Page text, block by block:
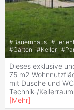
#Bauernhaus #
#Garten #Keller #
Dieses exklusive
75 m2
mit Dusche und
Technik-/
[Mehr]